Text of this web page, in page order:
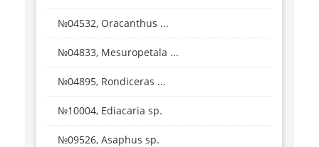
№04532, Oracanthus ...
№04833, Mesuropetala ...
№04895, Rondiceras ...
№10004, Ediacaria sp.
№09526, Asaphus sp.